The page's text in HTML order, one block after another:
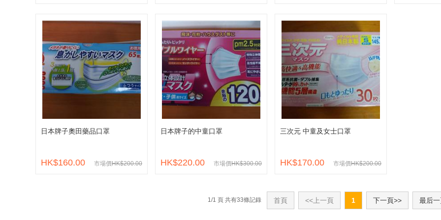
日本牌子奧田藥品口罩
市場價HK$200.00
HK$160.00
日本牌子的中童口罩
市場價HK$300.00
HK$220.00
三次元 中童及女士口罩
市場價HK$200.00
HK$170.00
1/1 頁 共有33條記錄 首頁 <<上一頁 1 下一頁>> 最后